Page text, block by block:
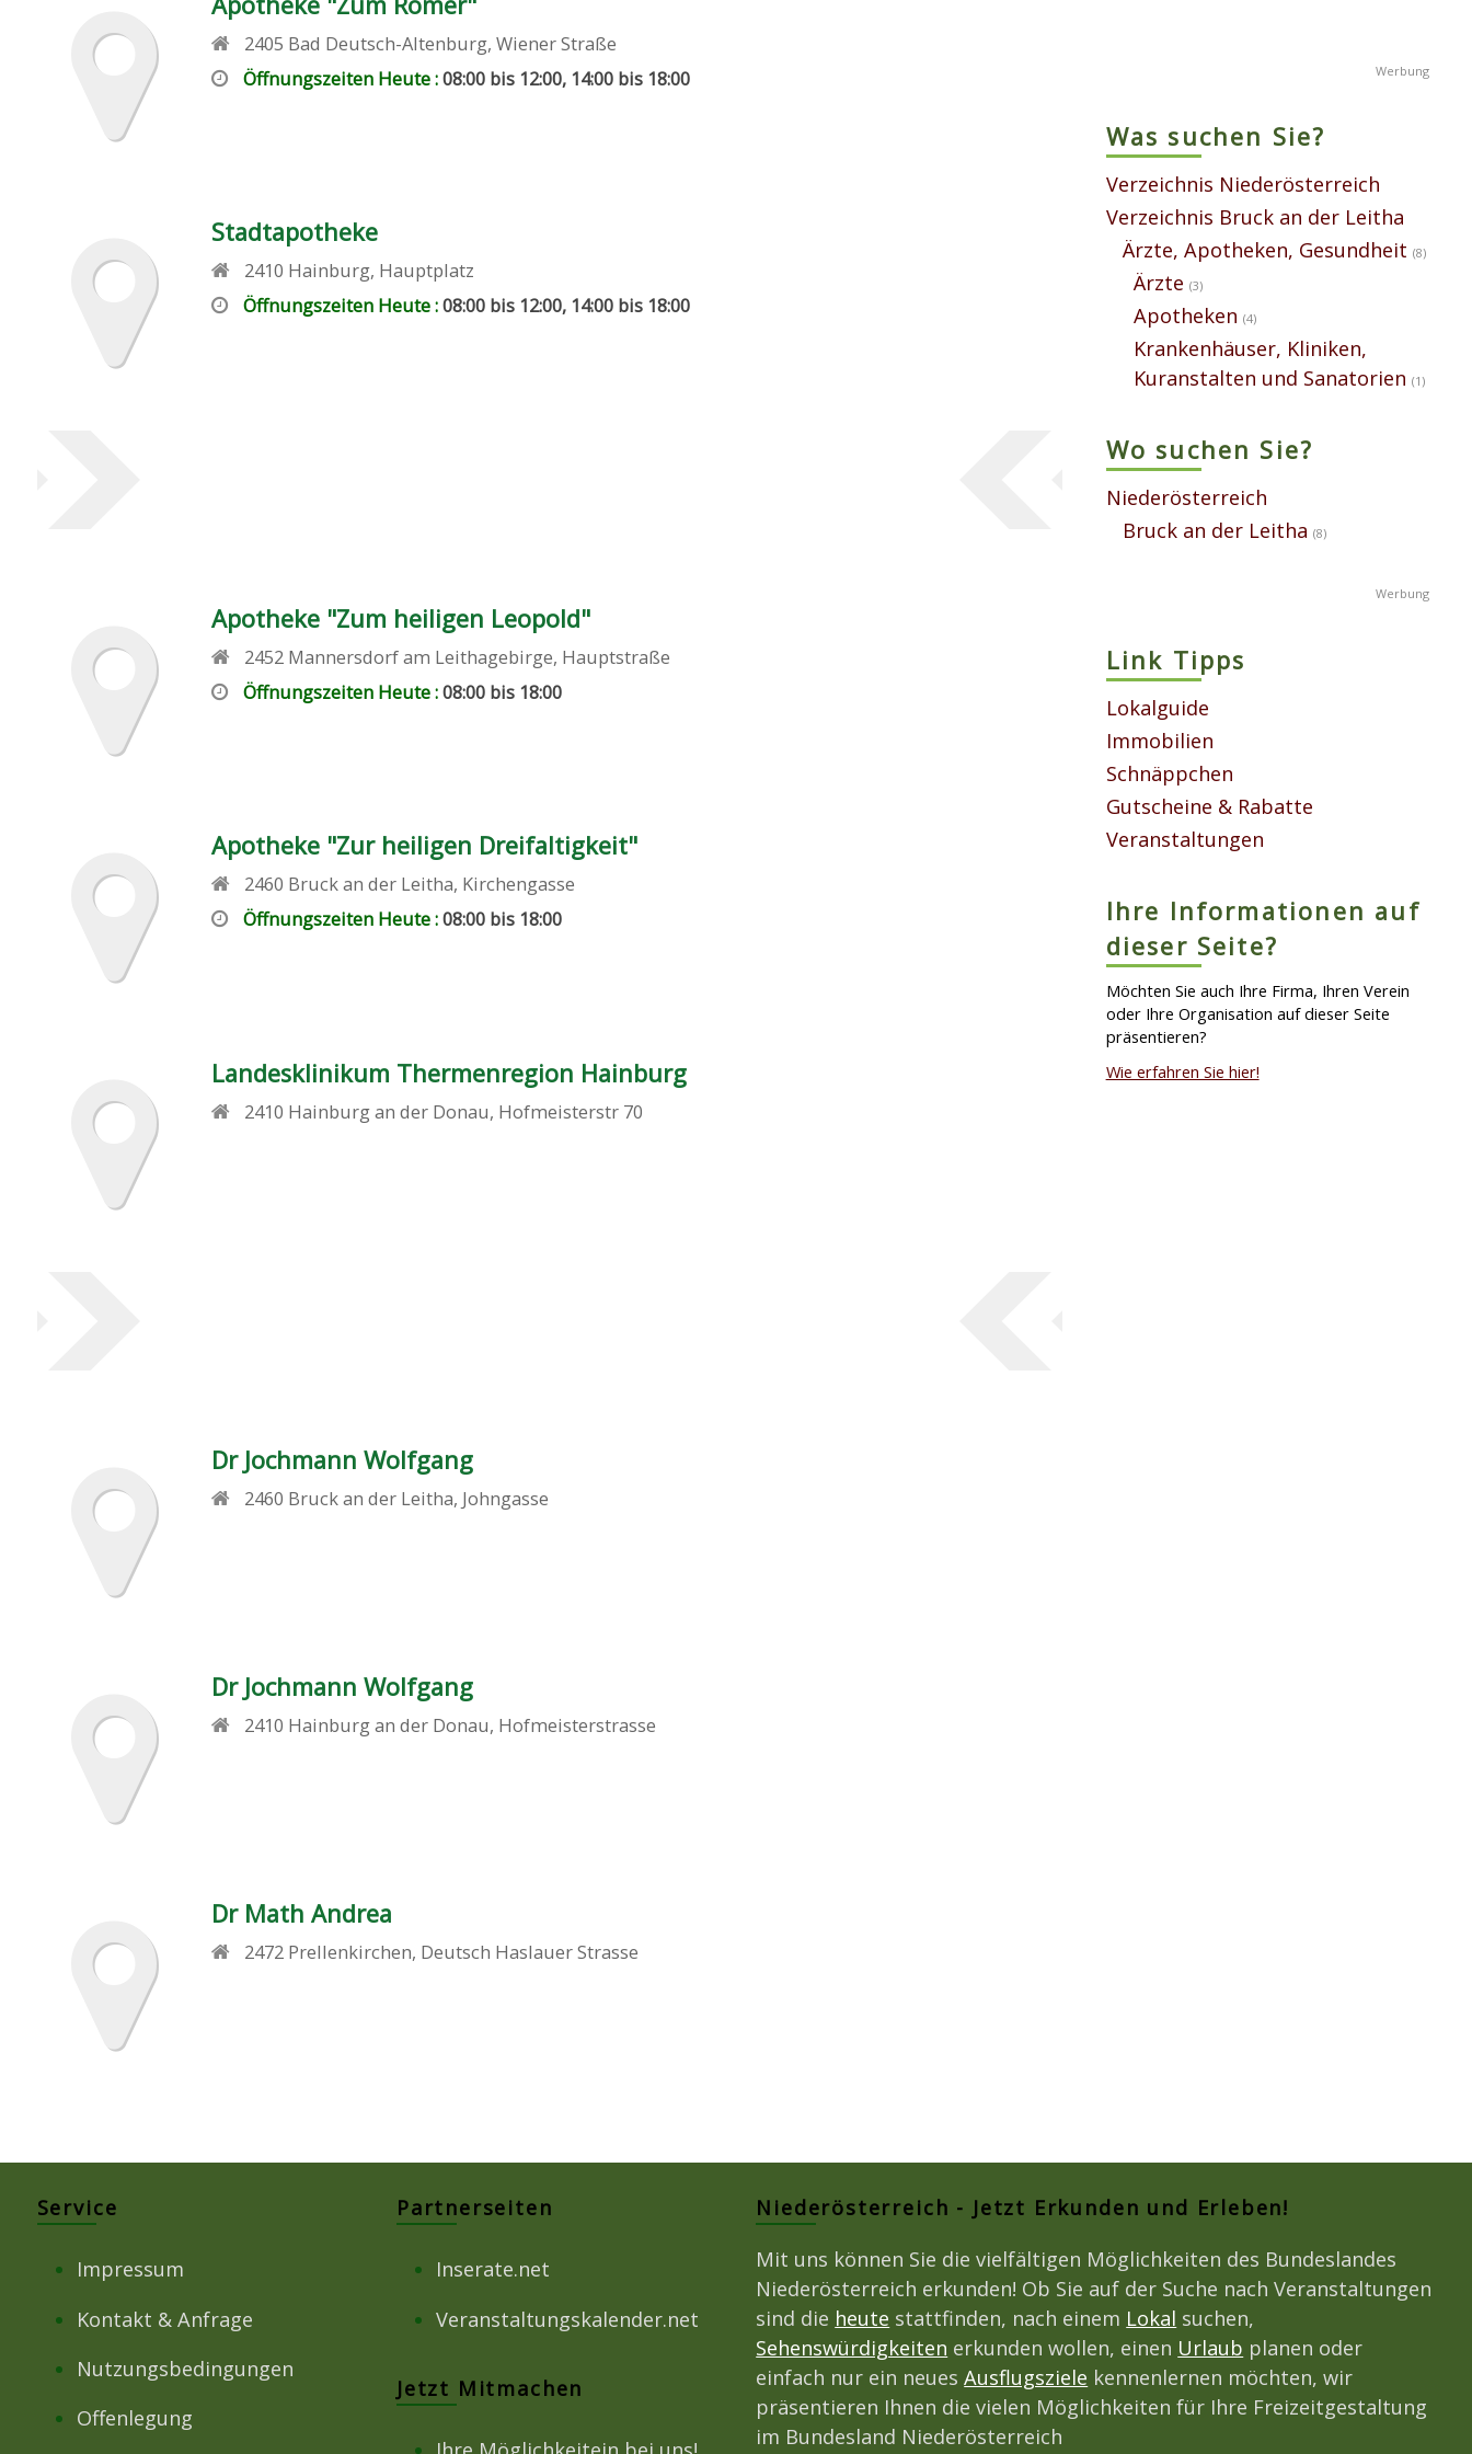
2405 Bad Deutsch-Altenburg,Wiener Straße
Öffnungszeiten Heute :08:00 bis 12:00, 14:00 bis 18:00
Stadtapotheke
2410 Hainburg, Hauptplatz
Öffnungszeiten Heute :08:00 bis 12:00, 14:00 bis 18:00
Apotheke "Zum heiligen Leopold"
2452 Mannersdorf am Leithagebirge, Hauptstraße
Öffnungszeiten Heute :08:00 bis 18:00
Apotheke "Zur heiligen Dreifaltigkeit"
2460 Bruck an der Leitha, Kirchengasse
Öffnungszeiten Heute :08:00 bis 18:00
Landesklinikum Thermenregion Hainburg
2410 Hainburg an der Donau, Hofmeisterstr 70
Dr Jochmann Wolfgang
2460 Bruck an der Leitha, Johngasse
Dr Jochmann Wolfgang
2410 Hainburg an der Donau, Hofmeisterstrasse
Dr Math Andrea
2472 Prellenkirchen, Deutsch Haslauer Strasse
Was suchen Sie?
Verzeichnis Niederösterreich
Verzeichnis Bruck an der Leitha
Ärzte, Apotheken, Gesundheit (8)
Ärzte (3)
Apotheken (4)
Krankenhäuser, Kliniken,
Kuranstalten und Sanatorien (1)
Wo suchen Sie?
Niederösterreich
Bruck an der Leitha (8)
Link Tipps
Lokalguide
Immobilien
Schnäppchen
Gutscheine & Rabatte
Veranstaltungen
Ihre Informationen auf
dieser Seite?
Möchten Sie auch Ihre Firma, Ihren Verein
oder Ihre Organisation auf dieser Seite
präsentieren?
Wie erfahren Sie hier!
Service
Impressum
Kontakt & Anfrage
Nutzungsbedingungen
Offenlegung
Partnerseiten
Inserate.net
Veranstaltungskalender.net
Jetzt Mitmachen
Niederösterreich - Jetzt Erkunden und Erleben!
Mit uns können Sie die vielfältigen Möglichkeiten des Bundeslandes
Niederösterreich erkunden! Ob Sie auf der Suche nach Veranstaltungen
sind die heute stattfinden, nach einem Lokal suchen,
Sehenswürdigkeiten erkunden wollen, einen Urlaub planen oder
einfach nur ein neuesAusflugsziele kennenlernen möchten, wir
präsentieren Ihnen die vielen Möglichkeiten für Ihre Freizeitgestaltung
im Bundesland Niederösterreich